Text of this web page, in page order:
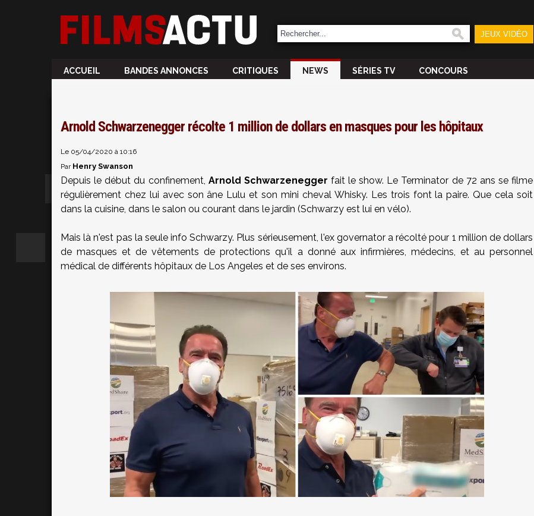
JEUX VIDÉO
ACCUEIL BANDES ANNONCES CRITIQUES NEWS SÉRIES TV CONCOURS
Arnold Schwarzenegger récolte 1 million de dollars en masques pour les hôpitaux
Le 05/04/2020 à 10:16
Par Henry Swanson
Depuis le début du confinement, Arnold Schwarzenegger fait le show. Le Terminator de 72 ans se filme
régulièrement chez lui avec son âne Lulu et son mini cheval Whisky. Les trois font la paire. Que cela soit
dans la cuisine, dans le salon ou courant dans le jardin (Schwarzy est lui en vélo).
Mais là n'est pas la seule info Schwarzy. Plus sérieusement, l'ex governator a récolté pour 1 million de dollars
de masques et de vêtements de protections qu'il a donné aux infirmières, médecins, et au personnel
médical de différents hôpitaux de Los Angeles et de ses environs.